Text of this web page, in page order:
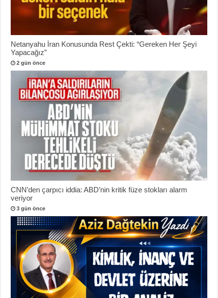
Netanyahu İran Konusunda Rest Çekti: “Gereken Her Şeyi
Yapacağız”
2 gün önce
CNN’den çarpıcı iddia: ABD’nin kritik füze stokları alarm
veriyor
3 gün önce